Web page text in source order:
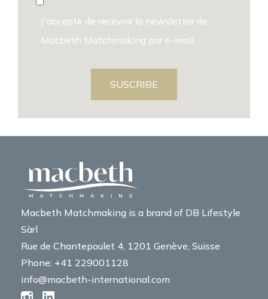
J'accepte de recevoir la newsletter de
Macbeth Matchmaking par e-mail.
SUSCRIBE
Macbeth Matchmaking is a brand of DB Lifestyle
Sàrl
Rue de Chantepoulet 4, 1201 Genève, Suisse
Phone: +41 229001128
info@macbeth-international.com